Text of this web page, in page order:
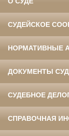
СУДЕЙСКОЕ
НОРМАТИВНЫЕ
ДОКУМЕНТЫ
СУДЕБНОЕ
СПРАВОЧНАЯ